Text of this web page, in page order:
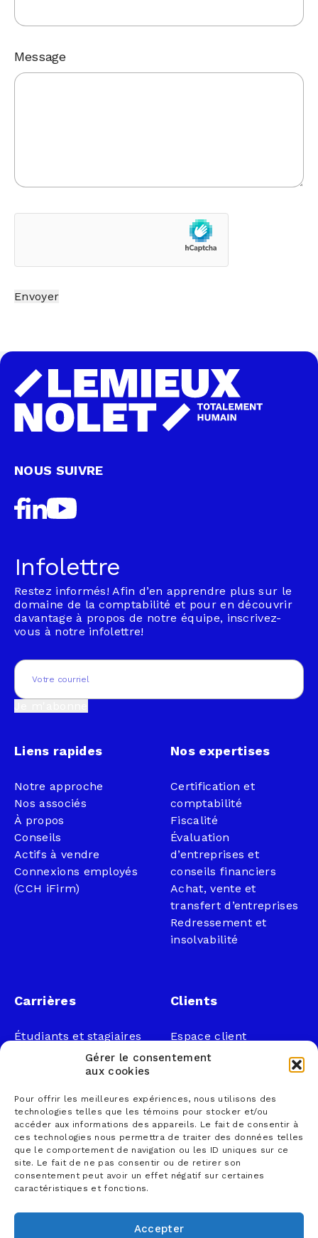
Gérer le consentement
aux cookies
Pour offrir les meilleures expériences, nous utilisons des
technologies telles que les témoins pour stocker et/ou
accéder aux informations des appareils. Le fait de consentir à
ces technologies nous permettra de traiter des données telles
que le comportement de navigation ou les ID uniques sur ce
site. Le fait de ne pas consentir ou de retirer son
consentement peut avoir un effet négatif sur certaines
caractéristiques et fonctions.
Accepter
Message
Envoyer
NOUS SUIVRE
Infolettre
Restez informés! Afin d’en apprendre plus sur le
domaine de la comptabilité et pour en découvrir
davantage à propos de notre équipe, inscrivez-
vous à notre infolettre!
Email
Liens rapides
Notre approche
Nos associés
À propos
Conseils
Actifs à vendre
Connexions employés
(CCH iFirm)
Nos expertises
Certification et
comptabilité
Fiscalité
Évaluation
d’entreprises et
conseils financiers
Achat, vente et
transfert d’entreprises
Redressement et
insolvabilité
Carrières
Étudiants et stagiaires
Professionnels
Nous joindre
1 866 833-2114 (sans
frais)
courrier@lemieuxnolet
.ca
Contactez un syndic
Trouver un bureau
Clients
Espace client
Légal
Loi sur la faillite et
l’insolvabilité
Politique de
confidentialité
Politique sur la
renseignements
personnels